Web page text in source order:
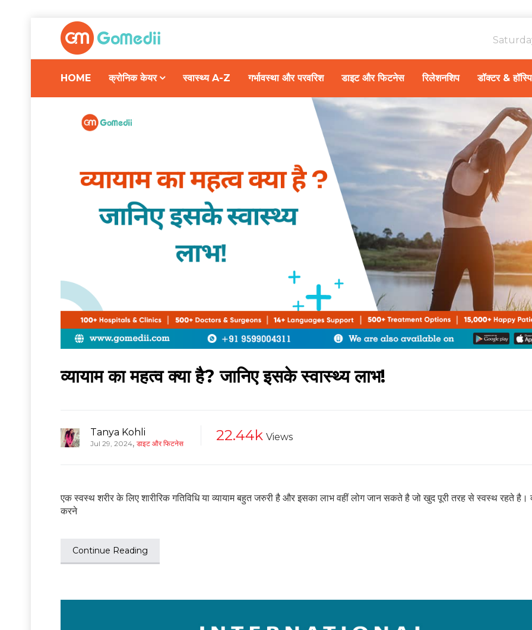
HOME क्रोनिक केयर स्वास्थ्य A-Z गर्भावस्था और परवरिश डाइट और फिटनेस रिलेशनशिप डॉक्टर &
व्यायाम का महत्व क्या है? जानिए इसके स्वास्थ्य लाभ!
Tanya Kohli
Jul 29, 2024, डाइट और फिटनेस 22.44k Views
एक स्वस्थ शरीर के लिए शारीरिक गतिविधि या व्यायाम बहुत जरुरी है और इसका लाभ वहीं लोग जान सकते है जो खुद पूरी तरह से स्वस्थ रहते है।
करने
Continue Reading